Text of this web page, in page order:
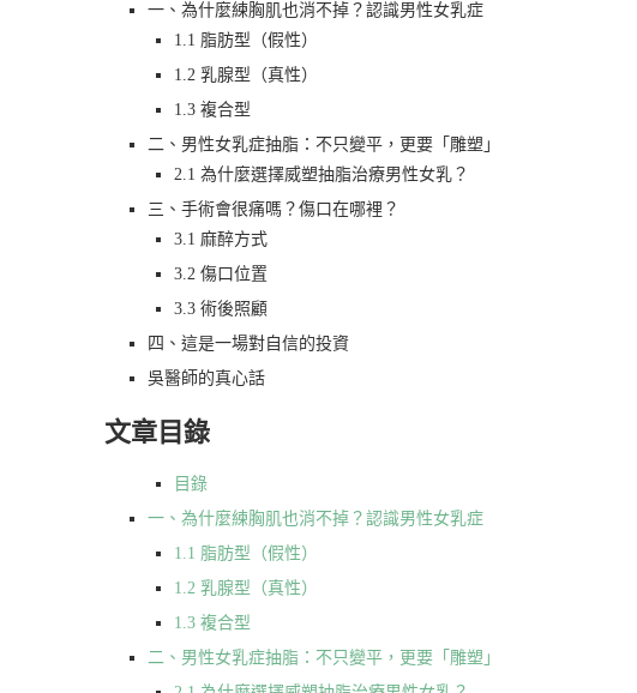
一、為什麼練胸肌也消不掉？認識男性女乳症
1.1 脂肪型（假性）
1.2 乳腺型（真性）
1.3 複合型
二、男性女乳症抽脂：不只變平，更要「雕塑」
2.1 為什麼選擇威塑抽脂治療男性女乳？
三、手術會很痛嗎？傷口在哪裡？
3.1 麻醉方式
3.2 傷口位置
3.3 術後照顧
四、這是一場對自信的投資
吳醫師的真心話
文章目錄
目錄
一、為什麼練胸肌也消不掉？認識男性女乳症
1.1 脂肪型（假性）
1.2 乳腺型（真性）
1.3 複合型
二、男性女乳症抽脂：不只變平，更要「雕塑」